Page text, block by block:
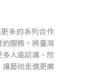
多的系列合作
服務，將臺灣
人能認識、欣
藝術走進更廣